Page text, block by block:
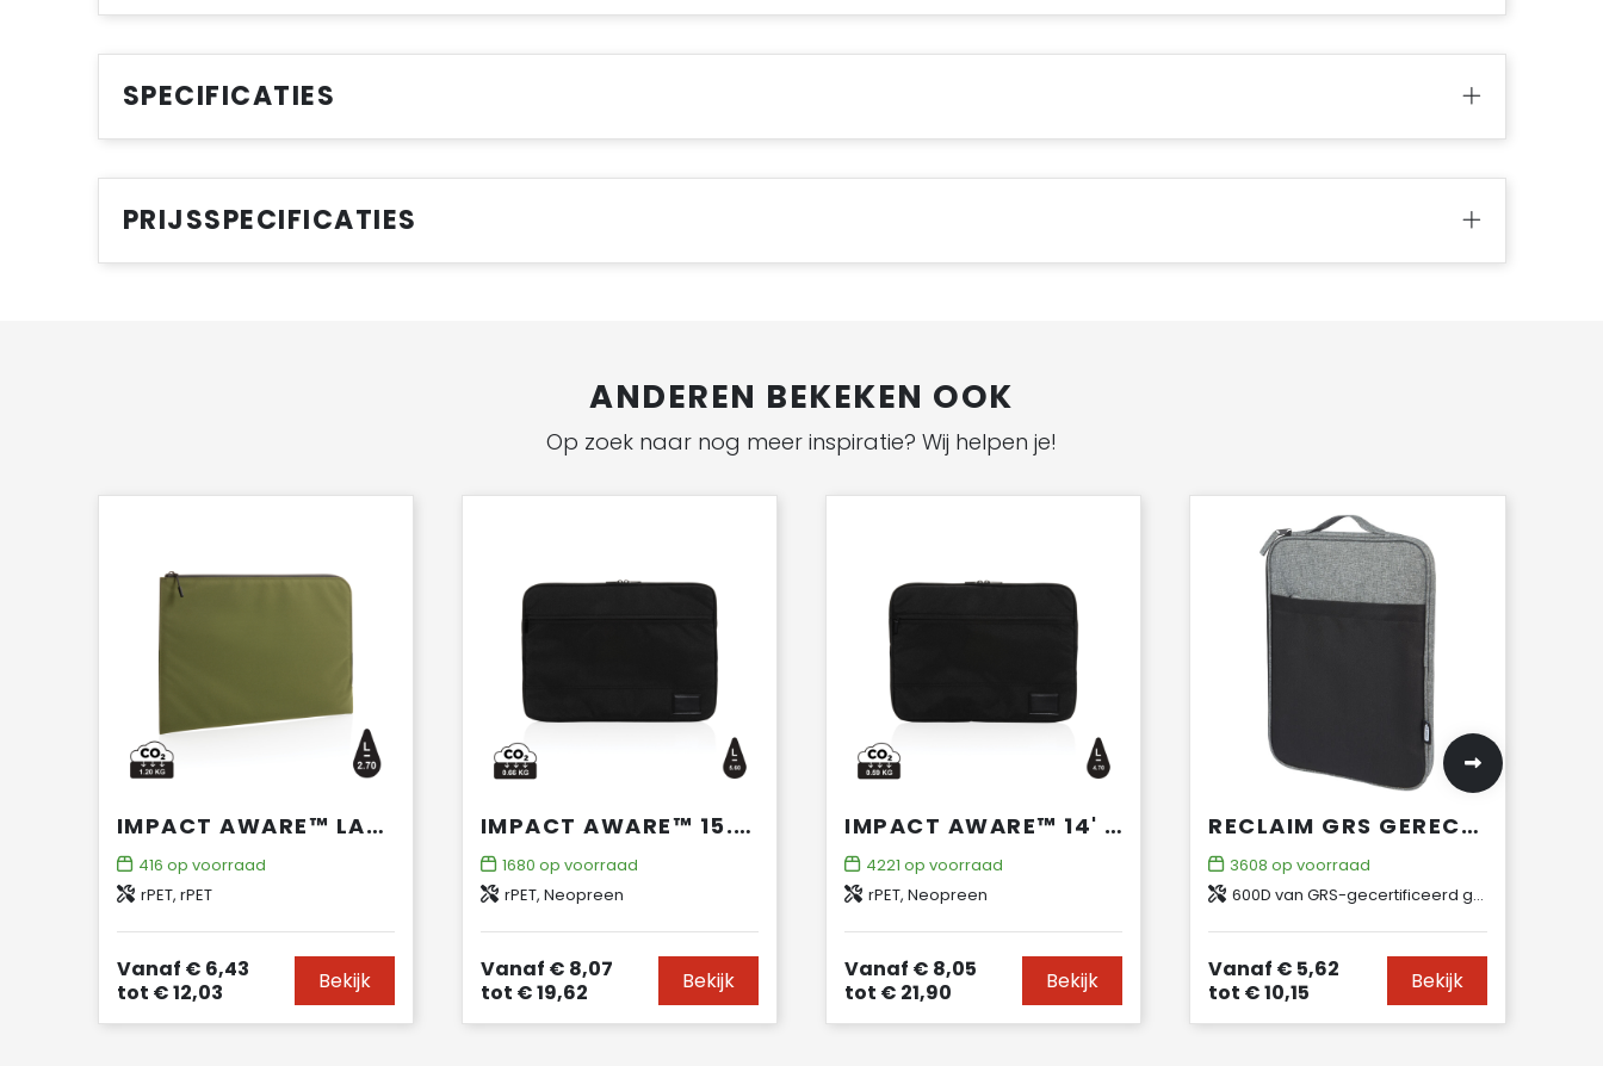
SPECIFICATIES
PRIJSSPECIFICATIES
ANDEREN BEKEKEN OOK
Op zoek naar nog meer inspiratie? Wij helpen je!
IMPACT AWARE™ LAPTOP 15.6" MINIMALISTISCHE LAPTOPHOES
416 op voorraad
rPET, rPET
Vanaf € 6,43
tot € 12,03 Bekijk
IMPACT AWARE™ 15.6' LAPTOPHOES
1680 op voorraad
rPET, Neopreen
Vanaf € 8,07
tot € 19,62 Bekijk
IMPACT AWARE™ 14' LAPTOPHOES
4221 op voorraad
rPET, Neopreen
Vanaf € 8,05
tot € 21,90 Bekijk
RECLAIM GRS GERECYCLEDE TWEEKLEURIGE 14" LAPTOPHOES 2,5 L
3608 op voorraad
600D van GRS-gecertificeerd gerecycled polyester
Vanaf € 5,62
tot € 10,15 Bekijk